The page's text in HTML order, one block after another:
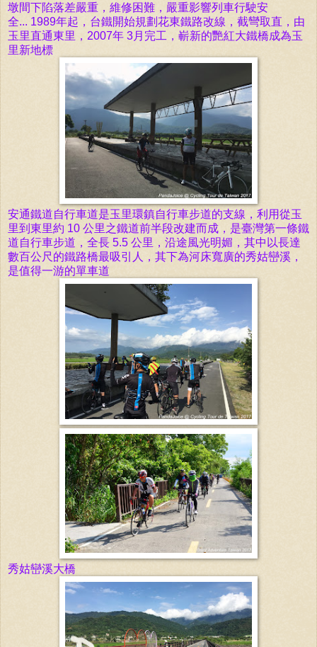
墩間下陷落差嚴重，維修困難， 嚴重影響列車行駛安
全... 1989年起，台鐵開始規劃花東鐵路改線，截彎取直，由
玉里直通東里，2007年 3月完工，嶄新的艷紅大鐵橋成為玉
里新地標
安通鐵道自行車道是玉里環鎮自行車步道的支線，利用從玉
里到東里約 10 公里之鐵道前半段改建而成，是臺灣第一條鐵
道自行車步道，全長 5.5 公里，沿途風光明媚，其中以長達
數百公尺的鐵路橋最吸引人，其下為河床寬廣的秀姑巒溪，
是值得一游的單車道
秀姑巒溪大橋